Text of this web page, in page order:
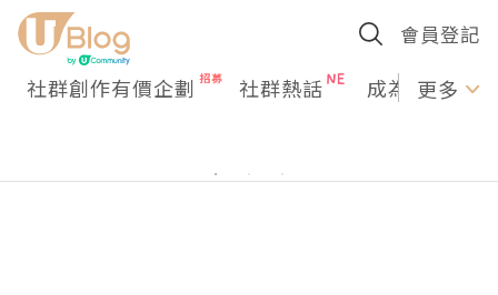
會員登記
社群創作有價企劃 社群熱話 成為U更多